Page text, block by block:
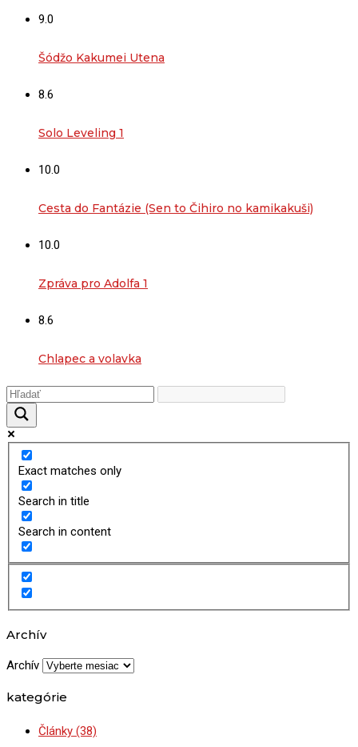
9.0
Šódžo Kakumei Utena
8.6
Solo Leveling 1
10.0
Cesta do Fantázie (Sen to Čihiro no kamikakuši)
10.0
Zpráva pro Adolfa 1
8.6
Chlapec a volavka
Exact matches only
Search in title
Search in content
Archív
Archív
kategórie
Články (38)